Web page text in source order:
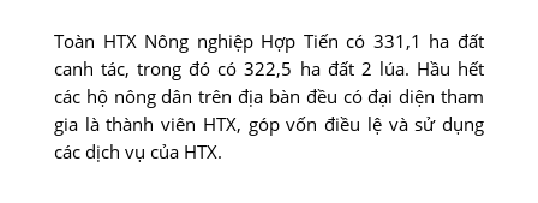
Toàn HTX Nông nghiệp Hợp Tiến có 331,1 ha đất
canh tác, trong đó có 322,5 ha đất 2 lúa. Hầu hết
các hộ nông dân trên địa bàn đều có đại diện tham
gia là thành viên HTX, góp vốn điều lệ và sử dụng
các dịch vụ của HTX.